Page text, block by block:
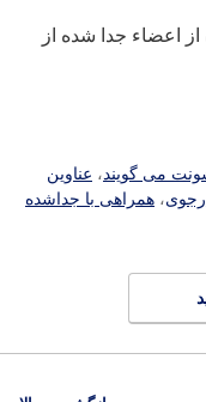
اعضاء جدا شده از
می گویند، عناوین
رجوی، همراهی با جداشده